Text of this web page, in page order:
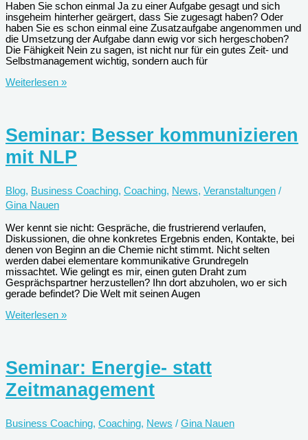
Haben Sie schon einmal Ja zu einer Aufgabe gesagt und sich
insgeheim hinterher geärgert, dass Sie zugesagt haben? Oder
haben Sie es schon einmal eine Zusatzaufgabe angenommen und
die Umsetzung der Aufgabe dann ewig vor sich hergeschoben?
Die Fähigkeit Nein zu sagen, ist nicht nur für ein gutes Zeit- und
Selbstmanagement wichtig, sondern auch für
Woran
Nein
sagen
sollten
Weiterlesen »
Seminar: Besser kommunizieren
mit NLP
Blog, Business Coaching, Coaching, News, Veranstaltungen /
Gina Nauen
Wer kennt sie nicht: Gespräche, die frustrierend verlaufen,
Diskussionen, die ohne konkretes Ergebnis enden, Kontakte, bei
denen von Beginn an die Chemie nicht stimmt. Nicht selten
werden dabei elementare kommunikative Grundregeln
missachtet. Wie gelingt es mir, einen guten Draht zum
Gesprächspartner herzustellen? Ihn dort abzuholen, wo er sich
gerade befindet? Die Welt mit seinen Augen
Seminar:
Weiterlesen »
Seminar: Energie- statt
Zeitmanagement
Business Coaching, Coaching, News / Gina Nauen